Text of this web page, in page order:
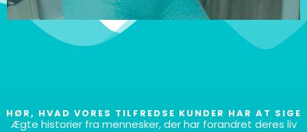
HØR, HVAD VORES TILFREDSE KUNDER HAR AT SIGE
Ægte historier fra mennesker, der har forandret deres liv